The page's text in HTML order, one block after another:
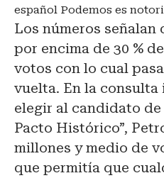
español Podemos es
Los números
por encima de 30 %
votos con lo cual
vuelta. En la
elegir al candidato
Pacto Histórico”,
millones y medio de
que permitía que